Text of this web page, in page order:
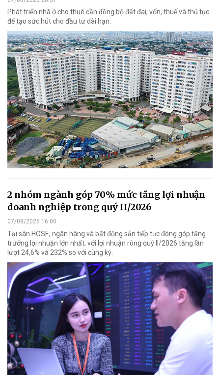
Phát triển nhà ở cho thuê cần đồng bộ đất đai, vốn, thuế và thủ tục
để tạo sức hút cho đầu tư dài hạn.
2 nhóm ngành góp 70% mức tăng lợi nhuận
doanh nghiệp trong quý II/2026
07/08/2026 16:00
Tại sàn HOSE, ngân hàng và bất động sản tiếp tục đóng góp tăng
trưởng lợi nhuận lớn nhất, với lợi nhuận ròng quý II/2026 tăng lần
lượt 24,6% và 232% so với cùng kỳ.